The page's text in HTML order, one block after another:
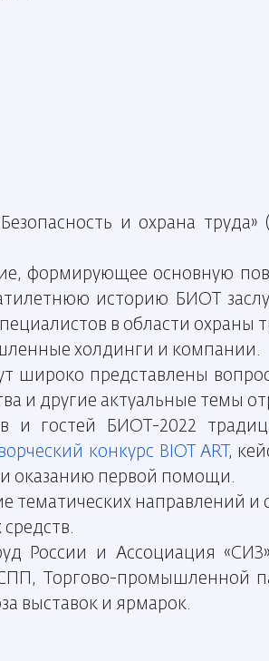
и охрана
формирующее основную
историю БИОТ
в области
холдинги и компании.
широко представлены
и другие актуальные темы
и гостей БИОТ-2022
конкурс BIOT ART ,
и оказанию первой помощи.
направлений и
России и Ассоциация
Торгово-промышленной
выставок и ярмарок.